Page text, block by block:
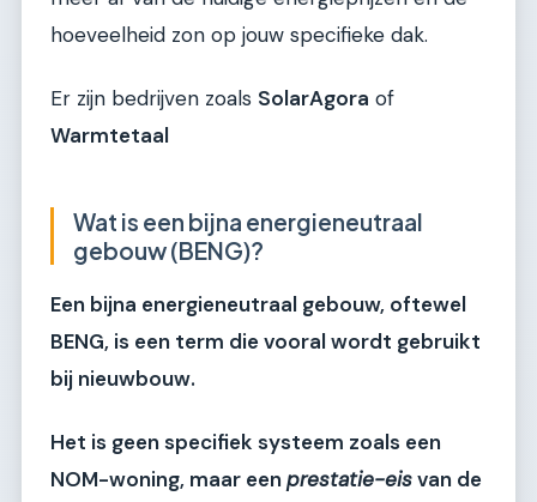
hoeveelheid zon op jouw specifieke dak.
Er zijn bedrijven zoals SolarAgora of
Warmtetaal
Wat is een bijna energieneutraal
gebouw (BENG)?
Een bijna energieneutraal gebouw, oftewel
BENG, is een term die vooral wordt gebruikt
bij nieuwbouw.
Het is geen specifiek systeem zoals een
NOM-woning, maar een prestatie-eisvan de